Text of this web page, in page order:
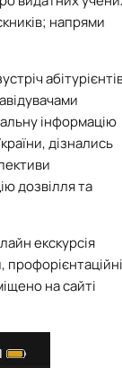
напрями
інформацію
дізнались
дозвілля та
екскурсія
на сайті